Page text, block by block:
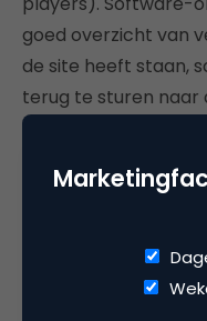
goed overzicht van
de site heeft staan,
terug te sturen naar
alleen logistieke
zelfs met
winkelpersoneel
De makkelijkste